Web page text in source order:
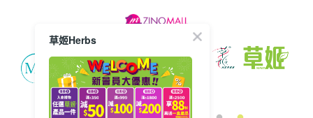
草姬Herbs